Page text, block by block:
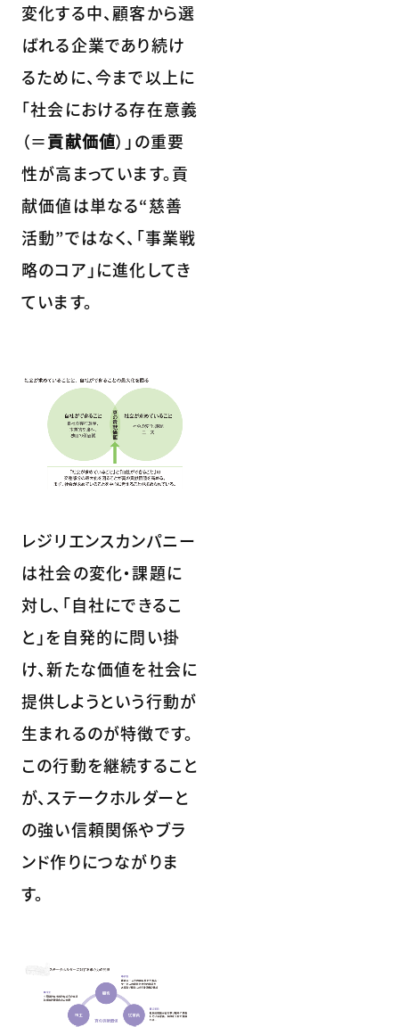
変化する中、顧客から選
ばれる企業であり続け
るために、今まで以上に
「社会における存在意義
（＝貢献価値）」の重要
性が高まっています。貢
献価値は単なる“慈善
活動”ではなく、「事業戦
略のコア」に進化してき
ています。
レジリエンスカンパニー
は社会の変化・課題に
対し、「自社にできるこ
と」を自発的に問い掛
け、新たな価値を社会に
提供しようという行動が
生まれるのが特徴です。
この行動を継続すること
が、ステークホルダーと
の強い信頼関係やブラ
ンド作りにつながりま
す。